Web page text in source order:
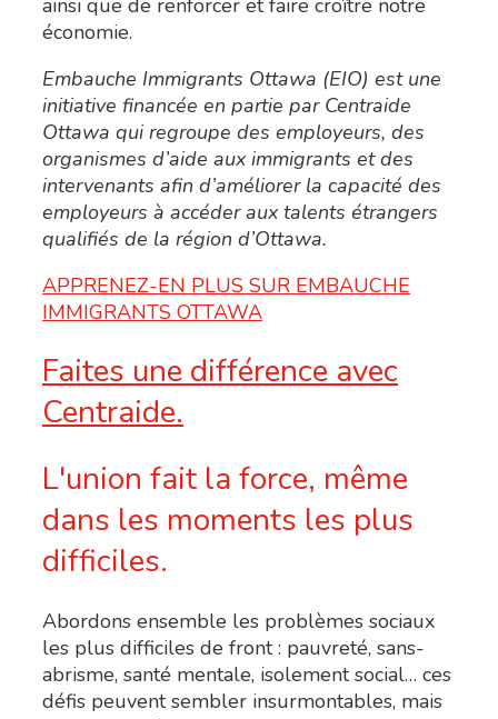
économie.
Embauche Immigrants Ottawa (EIO) est une
initiative financée en partie par Centraide
Ottawa qui regroupe des employeurs, des
organismes d’aide aux immigrants et des
intervenants afin d’améliorer la capacité des
employeurs à accéder aux talents étrangers
qualifiés de la région d’Ottawa.
APPRENEZ-EN PLUS SUR EMBAUCHE
IMMIGRANTS OTTAWA
Faites une différence avec
Centraide.
L'union fait la force, même
dans les moments les plus
difficiles.
Abordons ensemble les problèmes sociaux
les plus difficiles de front : pauvreté, sans-
abrisme, santé mentale, isolement social… ces
défis peuvent sembler insurmontables, mais